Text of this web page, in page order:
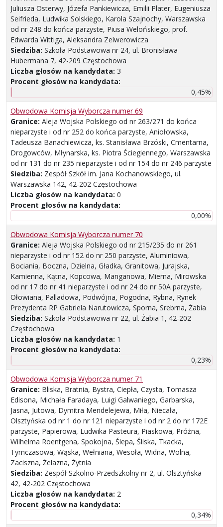
Juliusza Osterwy, Józefa Pankiewicza, Emilii Plater, Eugeniusza
Seifrieda, Ludwika Solskiego, Karola Szajnochy, Warszawska
od nr 248 do końca parzyste, Piusa Welońskiego, prof.
Edwarda Wittiga, Aleksandra Zelwerowicza
Siedziba: Szkoła Podstawowa nr 24, ul. Bronisława
Hubermana 7, 42-209 Częstochowa
Liczba głosów na kandydata: 3
Procent głosów na kandydata:
0,45%
Obwodowa Komisja Wyborcza numer 69
Granice: Aleja Wojska Polskiego od nr 263/271 do końca
nieparzyste i od nr 252 do końca parzyste, Aniołowska,
Tadeusza Banachiewicza, ks. Stanisława Brzóski, Cmentarna,
Drogowców, Młynarska, ks. Piotra Ściegiennego, Warszawska
od nr 131 do nr 235 nieparzyste i od nr 154 do nr 246 parzyste
Siedziba: Zespół Szkół im. Jana Kochanowskiego, ul.
Warszawska 142, 42-202 Częstochowa
Liczba głosów na kandydata: 0
Procent głosów na kandydata:
0,00%
Obwodowa Komisja Wyborcza numer 70
Granice: Aleja Wojska Polskiego od nr 215/235 do nr 261
nieparzyste i od nr 152 do nr 250 parzyste, Aluminiowa,
Bociania, Boczna, Dzielna, Gładka, Granitowa, Jurajska,
Kamienna, Kątna, Kopcowa, Manganowa, Mierna, Mirowska
od nr 17 do nr 41 nieparzyste i od nr 24 do nr 50A parzyste,
Ołowiana, Palladowa, Podwójna, Pogodna, Rybna, Rynek
Prezydenta RP Gabriela Narutowicza, Sporna, Srebrna, Żabia
Siedziba: Szkoła Podstawowa nr 22, ul. Żabia 1, 42-202
Częstochowa
Liczba głosów na kandydata: 1
Procent głosów na kandydata:
0,23%
Obwodowa Komisja Wyborcza numer 71
Granice: Bliska, Bratnia, Bystra, Ciepła, Czysta, Tomasza
Edisona, Michała Faradaya, Luigi Galwaniego, Garbarska,
Jasna, Jutowa, Dymitra Mendelejewa, Miła, Niecała,
Olsztyńska od nr 1 do nr 121 nieparzyste i od nr 2 do nr 172E
parzyste, Papierowa, Ludwika Pasteura, Piaskowa, Próżna,
Wilhelma Roentgena, Spokojna, Ślepa, Śliska, Tkacka,
Tymczasowa, Wąska, Wełniana, Wesoła, Widna, Wolna,
Zaciszna, Żelazna, Żytnia
Siedziba: Zespół Szkolno-Przedszkolny nr 2, ul. Olsztyńska
42, 42-202 Częstochowa
Liczba głosów na kandydata: 2
Procent głosów na kandydata:
0,34%